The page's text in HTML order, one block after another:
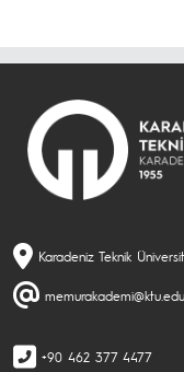
Karadeniz Teknik
+90 462 377 4477